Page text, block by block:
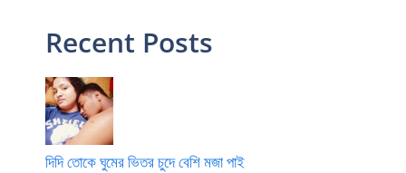
Recent Posts
দিদি তোকে ঘুমের ভিতর চুদে বেশি মজা পাই